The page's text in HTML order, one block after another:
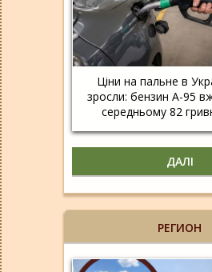
Ціни на пальне в
зросли: бензин А-95
середньому 82
ДАЛІ
РЕГИОН